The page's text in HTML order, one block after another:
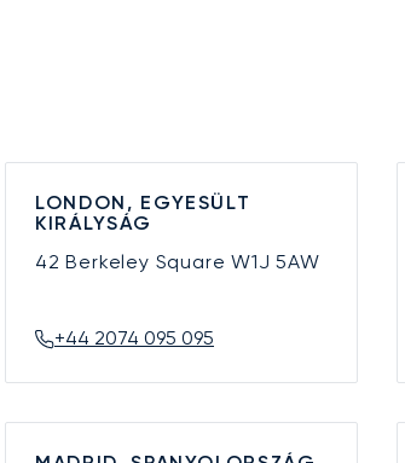
LONDON, EGYESÜLT
KIRÁLYSÁG
42 Berkeley SquareW1J 5AW
+44 2074 095 095